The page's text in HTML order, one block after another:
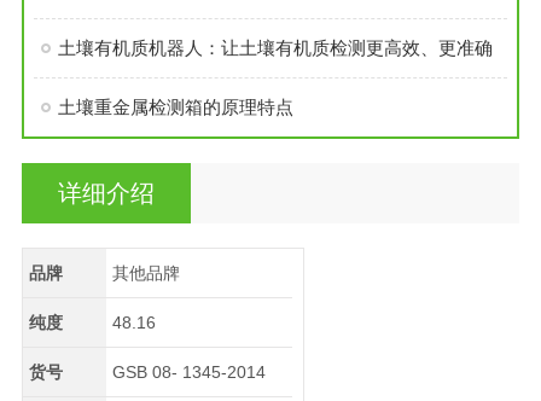
土壤有机质机器人：让土壤有机质检测更高效、更准确
土壤重金属检测箱的原理特点
详细介绍
品牌 其他品牌
纯度 48.16
货号 GSB 08- 1345-2014